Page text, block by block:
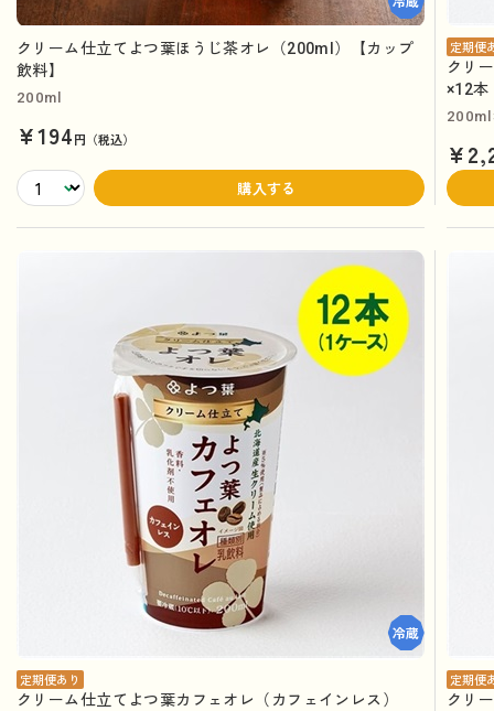
クリーム仕立てよつ葉ほうじ茶オレ（200ml）【カップ
飲料】
200ml
¥194円（税込）
購入する
定期便
クリ
×12本
定期便あり
クリーム仕立てよつ葉カフェオレ（カフェインレス）
定期便
クリ